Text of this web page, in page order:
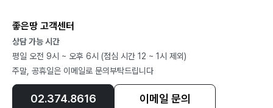
좋은땅 고객센터
상담 가능 시간
평일 오전 9시 ~ 오후 6시 (점심 시간 12 ~ 1시 제외)
주말, 공휴일은 이메일로 문의부탁드립니다
02.374.8616 이메일 문의